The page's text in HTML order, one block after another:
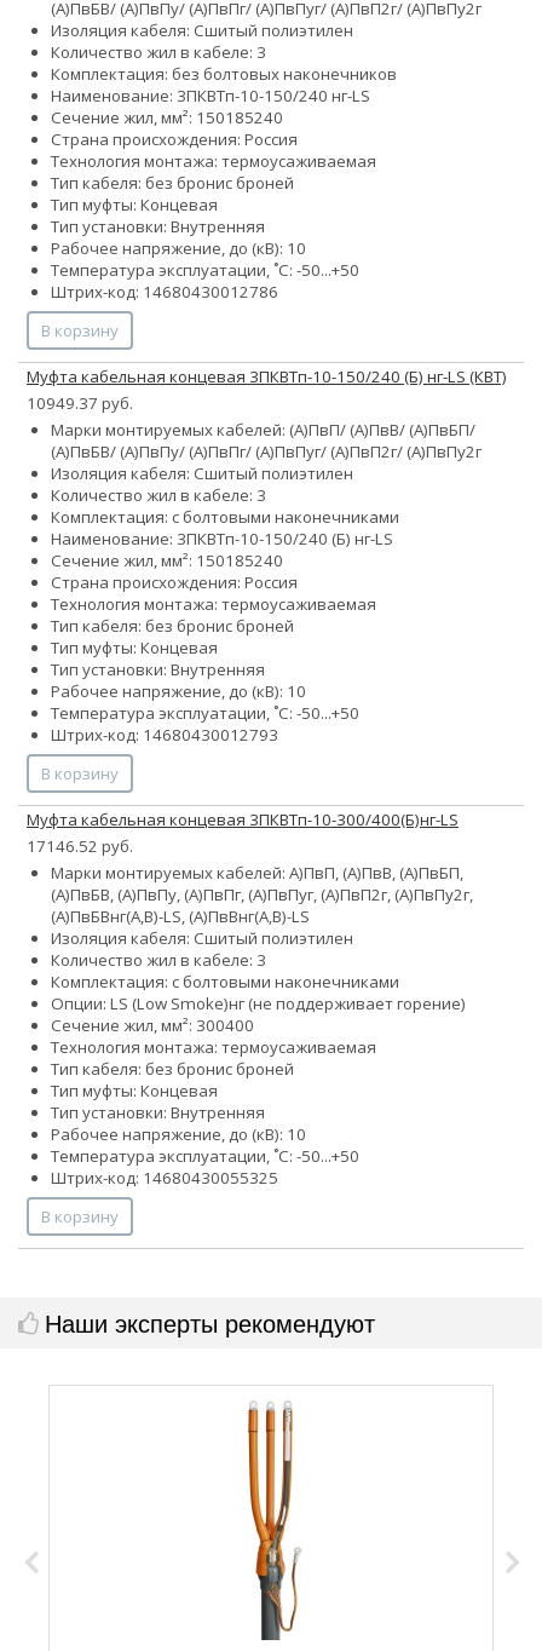
(А)ПвБВ/ (А)ПвПу/ (А)ПвПг/ (А)ПвПуг/ (А)ПвП2г/ (А)ПвПу2г
Изоляция кабеля: Сшитый полиэтилен
Количество жил в кабеле: 3
Комплектация: без болтовых наконечников
Наименование: 3ПКВТп-10-150/240 нг-LS
Сечение жил, мм²: 150185240
Страна происхождения: Россия
Технология монтажа: термоусаживаемая
Тип кабеля: без бронис броней
Тип муфты: Концевая
Тип установки: Внутренняя
Рабочее напряжение, до (кВ): 10
Температура эксплуатации, ˚С: -50...+50
Штрих-код: 14680430012786
В корзину
Муфта кабельная концевая 3ПКВТп-10-150/240 (Б) нг-LS (КВТ)
10949.37 руб.
Марки монтируемых кабелей: (А)ПвП/ (А)ПвВ/ (А)ПвБП/
(А)ПвБВ/ (А)ПвПу/ (А)ПвПг/ (А)ПвПуг/ (А)ПвП2г/ (А)ПвПу2г
Изоляция кабеля: Сшитый полиэтилен
Количество жил в кабеле: 3
Комплектация: с болтовыми наконечниками
Наименование: 3ПКВТп-10-150/240 (Б) нг-LS
Сечение жил, мм²: 150185240
Страна происхождения: Россия
Технология монтажа: термоусаживаемая
Тип кабеля: без бронис броней
Тип муфты: Концевая
Тип установки: Внутренняя
Рабочее напряжение, до (кВ): 10
Температура эксплуатации, ˚С: -50...+50
Штрих-код: 14680430012793
В корзину
Муфта кабельная концевая 3ПКВТп-10-300/400(Б)нг-LS
17146.52 руб.
Марки монтируемых кабелей: А)ПвП, (А)ПвВ, (А)ПвБП,
(А)ПвБВ, (А)ПвПу, (А)ПвПг, (А)ПвПуг, (А)ПвП2г, (А)ПвПу2г,
(А)ПвБВнг(А,В)-LS, (А)ПвВнг(А,В)-LS
Изоляция кабеля: Сшитый полиэтилен
Количество жил в кабеле: 3
Комплектация: с болтовыми наконечниками
Опции: LS (Low Smoke)нг (не поддерживает горение)
Сечение жил, мм²: 300400
Технология монтажа: термоусаживаемая
Тип кабеля: без бронис броней
Тип муфты: Концевая
Тип установки: Внутренняя
Рабочее напряжение, до (кВ): 10
Температура эксплуатации, ˚С: -50...+50
Штрих-код: 14680430055325
В корзину
Наши эксперты рекомендуют